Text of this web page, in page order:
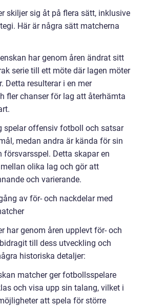
skiljer sig åt på flera sätt, inklusive
Här är några sätt matcherna
har genom åren ändrat sitt
serie till ett möte där lagen möter
Detta resulterar i en mer
fler chanser för lag att återhämta
spelar offensiv fotboll och satsar
medan andra är kända för sin
Detta skapar en
olika lag och gör att
och varierande.
av för- och nackdelar med
har genom åren upplevt för- och
till dess utveckling och
historiska detaljer:
matcher ger fotbollsspelare
och visa upp sin talang, vilket i
att spela för större